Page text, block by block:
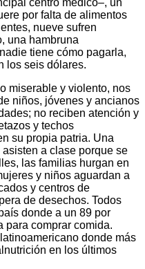
por falta de alimentos
nueve sufren
una hambruna
tiene cómo pagarla,
los seis dólares.
miserable y violento, nos
niños, jóvenes y ancianos
no reciben atención y
y techos
su propia patria. Una
a clase porque se
las familias hurgan en
y niños aguardan a
y centros de
de desechos. Todos
donde a un 89 por
para comprar comida.
donde más
en los últimos